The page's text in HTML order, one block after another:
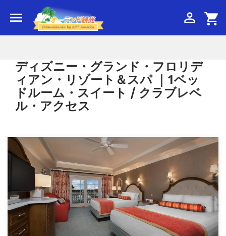
 shopping_cart

ディズニー・グランド・フロリデ
ィアン・リゾート＆スパ ｜1ベッ
ドルーム・スイート / クラブレベ
ル・アクセス